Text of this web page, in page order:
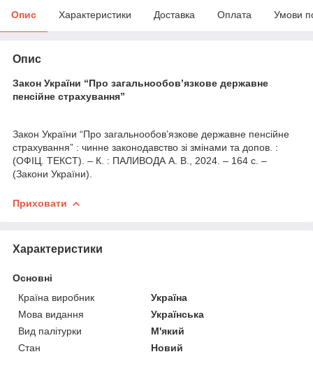
Опис Характеристики Доставка Оплата Умови
Опис
Закон України “Про загальнообов’язкове державне
пенсійне страхування”
Закон України “Про загальнообов’язкове державне пенсійне
страхування” : чинне законодавство зі змінами та допов. :
(ОФІЦ. ТЕКСТ). – К. : ПАЛИВОДА А. В., 2024. – 164 с. –
(Закони України).
Приховати
Характеристики
Основні
Країна виробник
Україна
Мова видання
Українська
Вид палітурки
М'який
Стан
Новий